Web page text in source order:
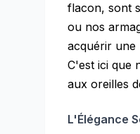
flacon, sont
ou nos
acquérir une
C'est ici que
aux oreilles
L'Élégance